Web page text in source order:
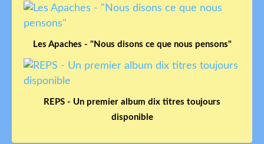
Les Apaches - "Nous disons ce que nous pensons"
REPS - Un premier album dix titres toujours
disponible